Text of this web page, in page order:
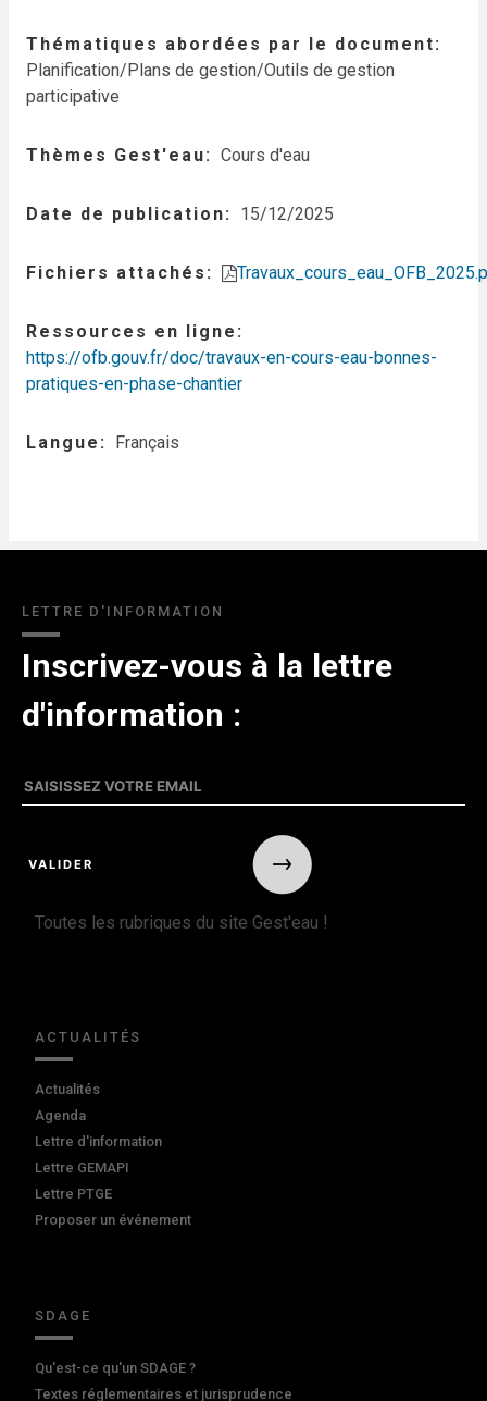
Thématiques abordées par le document
Planification/Plans de gestion/Outils de gestion
participative
Thèmes Gest'eau Cours d'eau
Date de publication 15/12/2025
Fichiers attachés
Ressources en ligne
https://ofb.gouv.fr/doc/travaux-en-cours-eau-bonnes-
pratiques-en-phase-chantier
Langue Français
LETTRE D'INFORMATION
Inscrivez-vous à la lettre
d'information :
Toutes les rubriques du site Gest'eau !
ACTUALITÉS
Actualités
Agenda
Lettre d'information
Lettre GEMAPI
Lettre PTGE
Proposer un événement
SDAGE
Qu'est-ce qu'un SDAGE ?
Textes réglementaires et jurisprudence